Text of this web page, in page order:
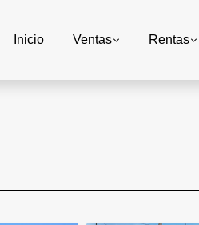
Inicio Ventas Rentas